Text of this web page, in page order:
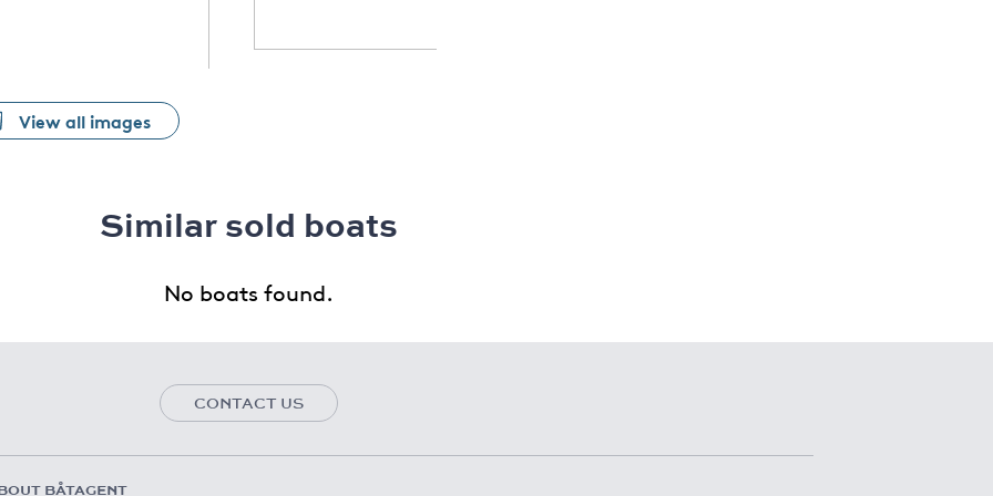
View all images
Similar sold boats
No boats found.
CONTACT US
BÅTAGENT